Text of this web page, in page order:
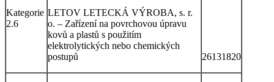
Kategorie
2.6
LETOV LETECKÁ VÝROBA, s. r.
o. – Zařízení na povrchovou úpravu
kovů a plastů s použitím
elektrolytických nebo chemických
postupů
26131820